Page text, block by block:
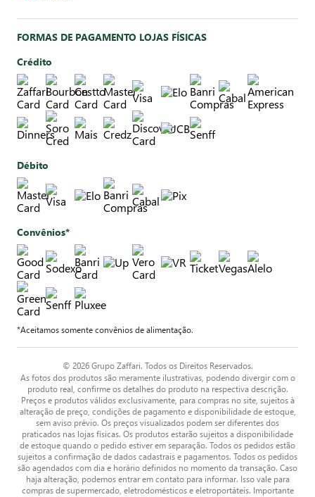
FORMAS DE PAGAMENTO LOJAS FÍSICAS
Crédito
Débito
Convênios*
*Aceitamos somente convênios de alimentação.
© 2026 Grupo Zaffari. Todos os Direitos Reservados.
As fotos dos produtos são meramente ilustrativas, podendo divergir com o
produto real, confirme os detalhes do produto na respectiva descrição.
Preços e produtos válidos exclusivamente, para compras no site, sujeitos à
alteração de preço, condições de pagamento e disponibilidade de estoque,
sem aviso prévio. Os preços visualizados podem ser diferentes dos
praticados nas lojas físicas. Os produtos estarão sujeitos a disponibilidade
de estoque quando o pedido estiver em separação. Todos os pedidos estão
sujeitos a confirmação de dados cadastrais e pagamentos. Todos os pedidos
são agendados com dia e horário definidos no momento da transação. Caso
haja alteração, podemos entrar em contato para informar. Isso vale para
compras de supermercado, eletrodomésticos e eletroportáteis. Importante